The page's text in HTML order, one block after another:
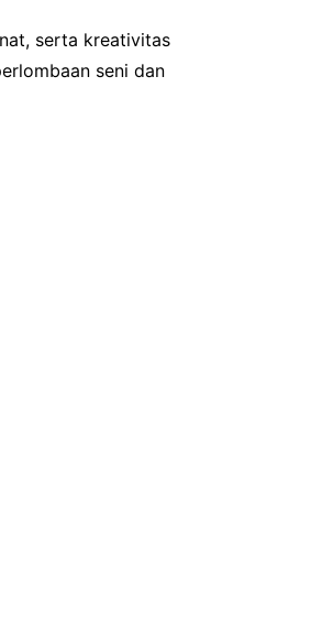
serta kreativitas
seni dan